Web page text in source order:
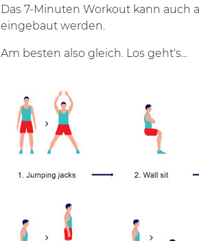
Das 7-Minuten Workout kann auch
eingebaut werden.
Am besten also gleich. Los geht's...